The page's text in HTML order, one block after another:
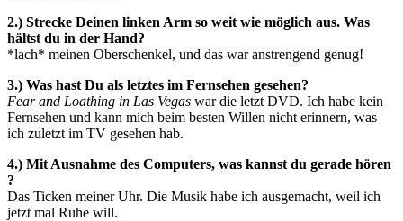
2.) Strecke Deinen linken Arm so weit wie möglich aus. Was
hältst du in der Hand?
*lach* meinen Oberschenkel, und das war anstrengend genug!
3.) Was hast Du als letztes im Fernsehen gesehen?
Fear and Loathing in Las Vegas war die letzt DVD. Ich habe kein
Fernsehen und kann mich beim besten Willen nicht erinnern, was
ich zuletzt im TV gesehen hab.
4.) Mit Ausnahme des Computers, was kannst du gerade hören
?
Das Ticken meiner Uhr. Die Musik habe ich ausgemacht, weil ich
jetzt mal Ruhe will.